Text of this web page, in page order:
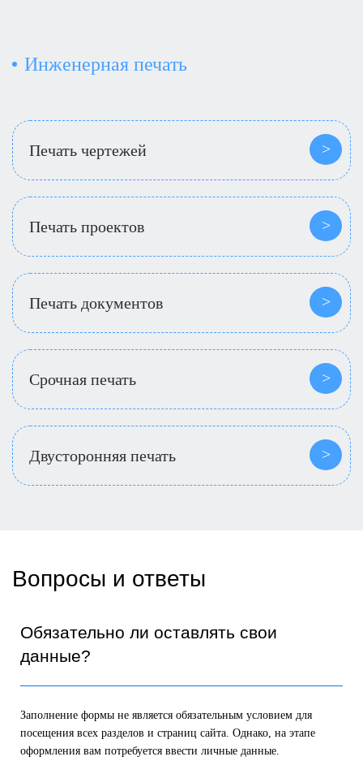
Инженерная печать
Печать чертежей
Печать проектов
Печать документов
Срочная печать
Двусторонняя печать
Вопросы и ответы
Обязательно ли оставлять свои
данные?
Заполнение формы не является обязательным условием для
посещения всех разделов и страниц сайта. Однако, на этапе
оформления вам потребуется ввести личные данные.